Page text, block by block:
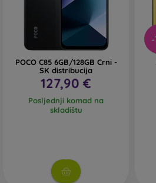
POCO C85 6GB/128GB Crni -
SK distribucija
127,90 €
Posljednji komad na
skladištu